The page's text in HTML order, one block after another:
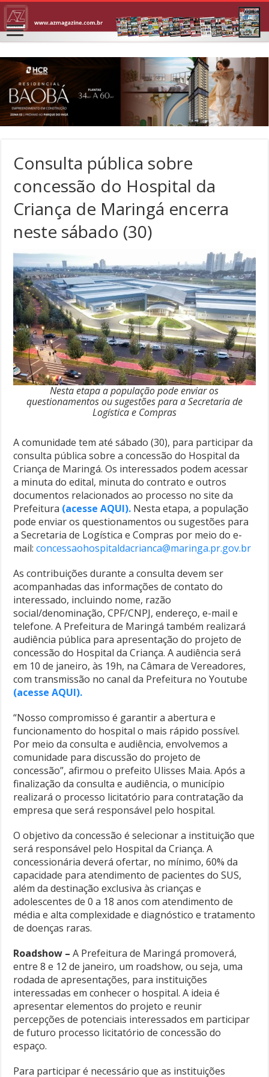
Consulta pública sobre
concessão do Hospital da
Criança de Maringá encerra
neste sábado (30)
Nesta etapa a população pode enviar os
questionamentos ou sugestões para a Secretaria de
Logística e Compras
A comunidade tem até sábado (30), para participar da
consulta pública sobre a concessão do Hospital da
Criança de Maringá. Os interessados podem acessar
a minuta do edital, minuta do contrato e outros
documentos relacionados ao processo no site da
Prefeitura (acesse AQUI). Nesta etapa, a população
pode enviar os questionamentos ou sugestões para
a Secretaria de Logística e Compras por meio do e-
mail:concessaohospitaldacrianca@maringa.pr.gov.br
As contribuições durante a consulta devem ser
acompanhadas das informações de contato do
interessado, incluindo nome, razão
social/denominação, CPF/CNPJ, endereço, e-mail e
telefone. A Prefeitura de Maringá também realizará
audiência pública para apresentação do projeto de
concessão do Hospital da Criança. A audiência será
em 10 de janeiro, às 19h, na Câmara de Vereadores,
com transmissão no canal da Prefeitura no Youtube
(acesse AQUI).
“Nosso compromisso é garantir a abertura e
funcionamento do hospital o mais rápido possível.
Por meio da consulta e audiência, envolvemos a
comunidade para discussão do projeto de
concessão”, afirmou o prefeito Ulisses Maia. Após a
finalização da consulta e audiência, o município
realizará o processo licitatório para contratação da
empresa que será responsável pelo hospital.
O objetivo da concessão é selecionar a instituição que
será responsável pelo Hospital da Criança. A
concessionária deverá ofertar, no mínimo, 60% da
capacidade para atendimento de pacientes do SUS,
além da destinação exclusiva às crianças e
adolescentes de 0 a 18 anos com atendimento de
média e alta complexidade e diagnóstico e tratamento
de doenças raras.
Roadshow – A Prefeitura de Maringá promoverá,
entre 8 e 12 de janeiro, um roadshow, ou seja, uma
rodada de apresentações, para instituições
interessadas em conhecer o hospital. A ideia é
apresentar elementos do projeto e reunir
percepções de potenciais interessados em participar
de futuro processo licitatório de concessão do
espaço.
Para participar é necessário que as instituições